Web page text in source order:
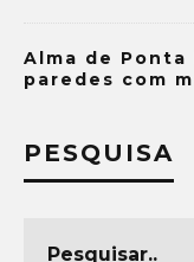
Alma de
paredes com
PESQUISA